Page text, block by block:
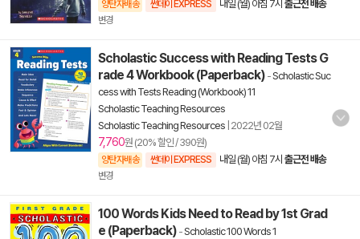
양탄자배송 썬데이 EXPRESS 내일 (월) 아침 7시 출근전 배송
변경
Scholastic Success with Reading Tests G
rade 4 Workbook (Paperback) -Scholastic Suc
cess with Tests Reading (Workbook) 11
Scholastic Teaching Resources
Scholastic Teaching Resources 2022년 02월
7,760원 (20% 할인 / 390원)
양탄자배송 썬데이 EXPRESS 내일 (월) 아침 7시 출근전 배송
변경
100 Words Kids Need to Read by 1st Grad
e (Paperback) -Scholastic 100 Words 1